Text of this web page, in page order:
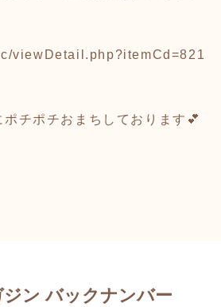
viewDetail.php?itemCd=821
チポチおまちしております💕
ン バックナンバー